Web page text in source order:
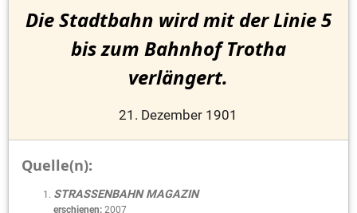
Die Stadtbahn wird mit der Linie 5
bis zum Bahnhof Trotha
verlängert.
21. Dezember 1901
Quelle(n):
STRASSENBAHN MAGAZIN
erschienen: 2007